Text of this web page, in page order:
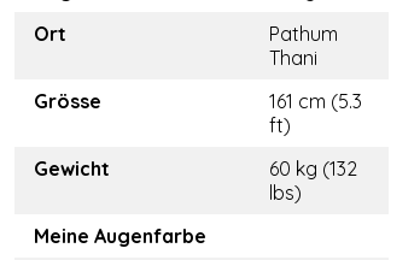
Ort
Pathum
Thani
Grösse
161 cm (5.3
ft)
Gewicht
60 kg (132
lbs)
Meine Augenfarbe